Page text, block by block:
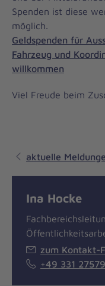
Spenden ist diese
möglich.
Geldspenden für
Fahrzeug und
willkommen
Viel Freude beim
aktuelle
Ina Hocke
zum Kontakt-
+49 331